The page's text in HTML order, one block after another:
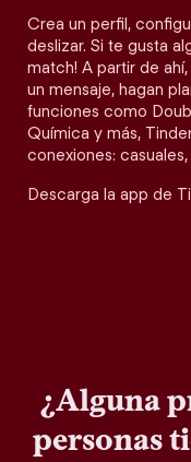
Crea un perfil,
deslizar. Si te gusta
match! A partir de
un mensaje, hagan
funciones como
Química y más,
conexiones:
Descarga la app de
¿Alguna
personas